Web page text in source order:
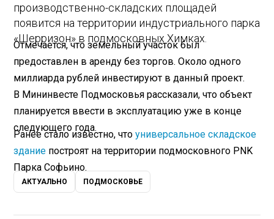
производственно-складских площадей
появится на территории индустриального парка
«Шерризон» в подмосковных Химках.
Отмечается, что земельный участок был
предоставлен в аренду без торгов. Около одного
миллиарда рублей инвестируют в данный проект.
В Мининвесте Подмосковья рассказали, что объект
планируется ввести в эксплуатацию уже в конце
следующего года.
Ранее стало известно, чтоуниверсальное складское
здание построят на территории подмосковного PNK
Парка Софьино.
АКТУАЛЬНО ПОДМОСКОВЬЕ